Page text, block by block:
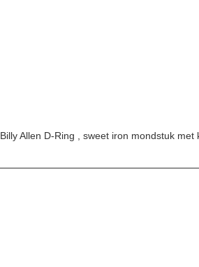
Billy Allen D-Ring , sweet iron mondstuk